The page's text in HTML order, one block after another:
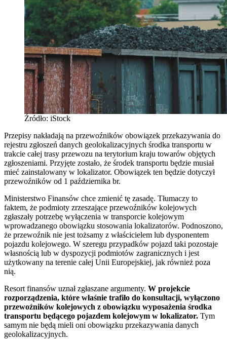
Źródło: iStock
Przepisy nakładają na przewoźników obowiązek przekazywania do
rejestru zgłoszeń danych geolokalizacyjnych środka transportu w
trakcie całej trasy przewozu na terytorium kraju towarów objętych
zgłoszeniami. Przyjęte zostało, że środek transportu będzie musiał
mieć zainstalowany w lokalizator. Obowiązek ten będzie dotyczył
przewoźników od 1 października br.
Ministerstwo Finansów chce zmienić tę zasadę. Tłumaczy to
faktem, że podmioty zrzeszające przewoźników kolejowych
zgłaszały potrzebę wyłączenia w transporcie kolejowym
wprowadzanego obowiązku stosowania lokalizatorów. Podnoszono,
że przewoźnik nie jest tożsamy z właścicielem lub dysponentem
pojazdu kolejowego. W szeregu przypadków pojazd taki pozostaje
własnością lub w dyspozycji podmiotów zagranicznych i jest
użytkowany na terenie całej Unii Europejskiej, jak również poza
nią.
Resort finansów uznał zgłaszane argumenty. W projekcie
rozporządzenia, które właśnie trafiło do konsultacji, wyłączono
przewoźników kolejowych z obowiązku wyposażenia środka
transportu będącego pojazdem kolejowym w lokalizator. Tym
samym nie będą mieli oni obowiązku przekazywania danych
geolokalizacyjnych.